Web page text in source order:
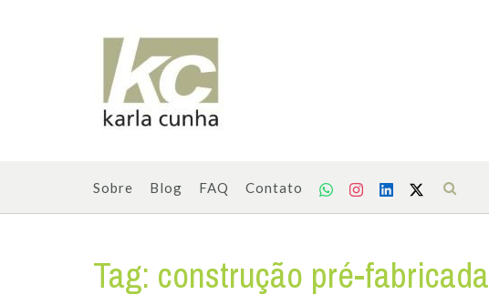
Sobre Blog FAQ Contato
Tag: construção pré-fabricada